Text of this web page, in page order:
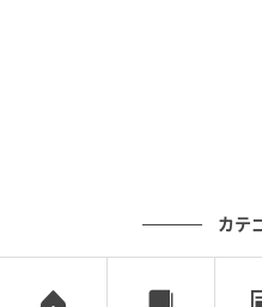
カテ